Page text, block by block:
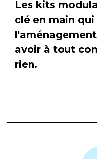
Les kits
clé en main
avoir à tout
rien.